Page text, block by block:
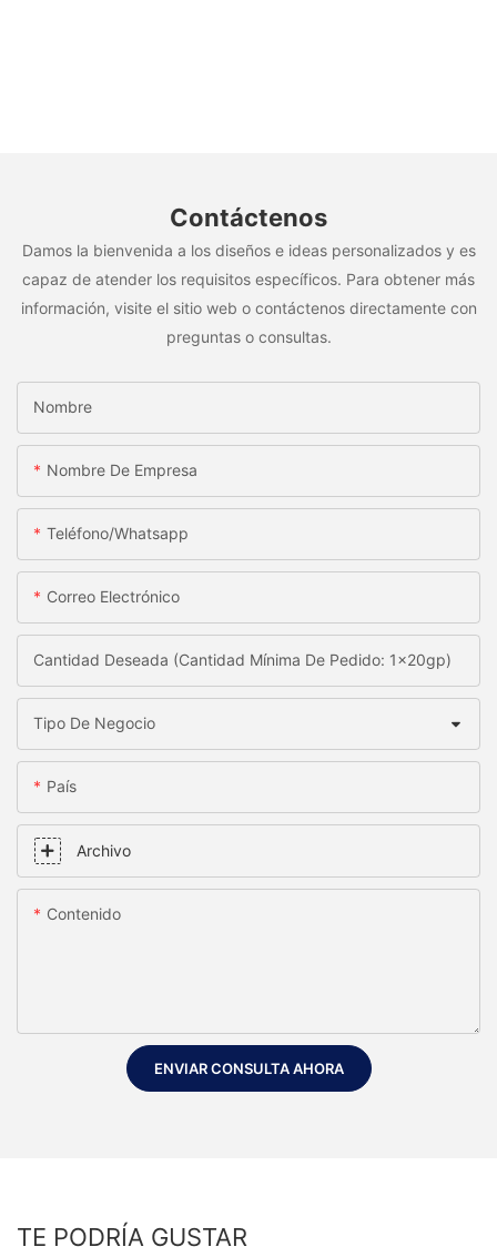
Contáctenos
Damos la bienvenida a los diseños e ideas personalizados y es
capaz de atender los requisitos específicos. Para obtener más
información, visite el sitio web o contáctenos directamente con
preguntas o consultas.
Nombre
Nombre De Empresa
Teléfono/whatsapp
Correo Electrónico
Cantidad Deseada (Cantidad Mínima De Pedido: 1x20gp)
Tipo De Negocio
País
Archivo
Contenido
ENVIAR CONSULTA AHORA
TE PODRÍA GUSTAR